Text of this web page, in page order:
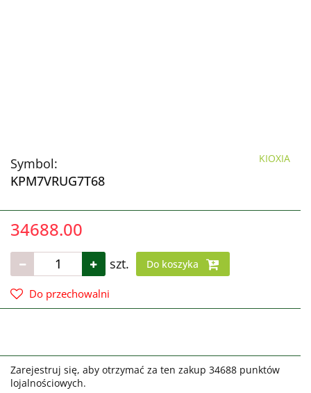
Symbol:
KPM7VRUG7T68
KIOXIA
34688.00
szt. Do koszyka
Do przechowalni
Zarejestruj się, aby otrzymać za ten zakup 34688 punktów
lojalnościowych.